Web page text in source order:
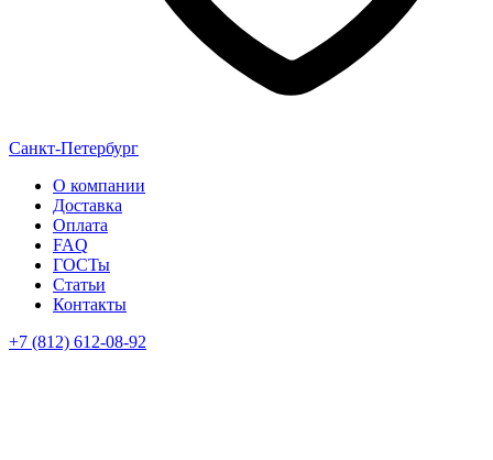
Санкт-Петербург
О компании
Доставка
Оплата
FAQ
ГОСТы
Статьи
Контакты
+7 (812) 612-08-92